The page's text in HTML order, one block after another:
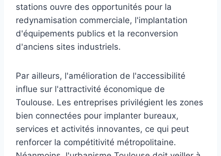
stations ouvre des opportunités pour la
redynamisation commerciale, l'implantation
d'équipements publics et la reconversion
d'anciens sites industriels.
Par ailleurs, l'amélioration de l'accessibilité
influe sur l'attractivité économique de
Toulouse. Les entreprises privilégient les zones
bien connectées pour implanter bureaux,
services et activités innovantes, ce qui peut
renforcer la compétitivité métropolitaine.